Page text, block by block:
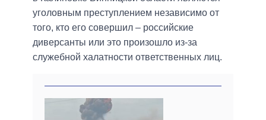
уголовным преступлением независимо от
того, кто его совершил – российские
диверсанты или это произошло из-за
служебной халатности ответственных лиц.